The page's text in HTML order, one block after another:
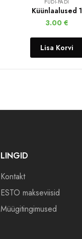
PUDI-PADI
Küünlaalused 1
3.00 €
Lisa Korvi
LINGID
Kontakt
ESTO makseviisid
Müügitingimused